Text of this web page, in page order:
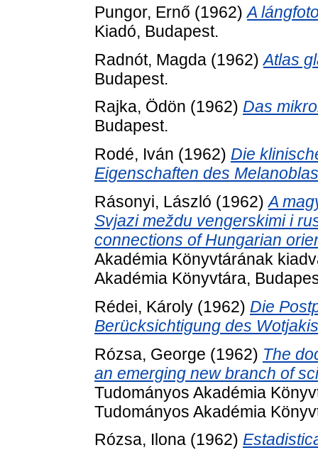
Pungor, Ernő (1962)A
Kiadó, Budapest.
Radnót, Magda (1962)Atlas
Budapest.
Rajka, Ödön (1962) Das
Budapest.
Rodé, Iván (1962) Die
Eigenschaften des
Rásonyi, László (1962)A
Svjazi meždu vengerskimi i
connections of Hungarian
Akadémia Könyvtárának
Akadémia Könyvtára,
Rédei, Károly (1962) Die
Berücksichtigung des
Rózsa, George (1962) The
an emerging new branch of
Tudományos Akadémia
Tudományos Akadémia
Rózsa, Ilona (1962)